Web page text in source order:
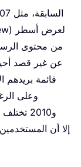
من محتوى
عن غير قصد
قائمة بريدهم
وعلى